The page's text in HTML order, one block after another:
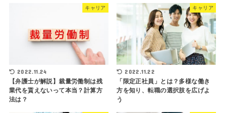
キャリア
2022.11.24
【弁護士が解説】裁量労働制は残
業代を貰えないって本当？計算方
法は？
キャリア
2022.11.22
「限定正社員」とは？多様な働き
方を知り、転職の選択肢を広げよ
う